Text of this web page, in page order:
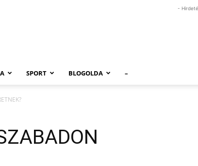
-
SPORT BLOGOLDA –